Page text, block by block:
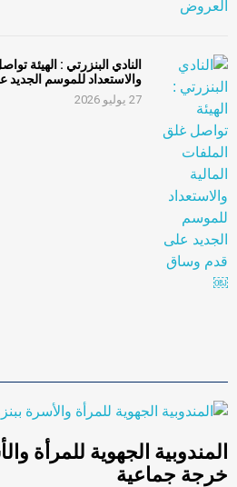
النادي البنزرتي : الهيئة
والاستعداد للموسم
27 يوليو 2026
المندوبية الجهوية للمرأة
خرجة جماعية